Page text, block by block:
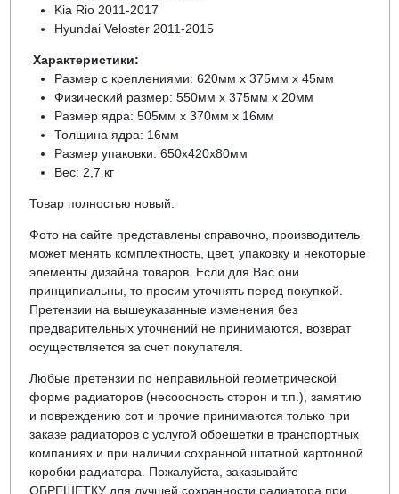
Kia Rio 2011-2017
Hyundai Veloster 2011-2015
Характеристики:
Размер с креплениями: 620мм х 375мм х 45мм
Физический размер: 550мм х 375мм х 20мм
Размер ядра: 505мм х 370мм х 16мм
Толщина ядра: 16мм
Размер упаковки: 650х420х80мм
Вес: 2,7 кг
Товар полностью новый.
Фото на сайте представлены справочно, производитель
может менять комплектность, цвет, упаковку и некоторые
элементы дизайна товаров. Если для Вас они
принципиальны, то просим уточнять перед покупкой.
Претензии на вышеуказанные изменения без
предварительных уточнений не принимаются, возврат
осуществляется за счет покупателя.
Любые претензии по неправильной геометрической
форме радиаторов (несоосность сторон и т.п.), замятию
и повреждению сот и прочие принимаются только при
заказе радиаторов с услугой обрешетки в транспортных
компаниях и при наличии сохранной штатной картонной
коробки радиатора. Пожалуйста, заказывайте
ОБРЕШЕТКУ для лучшей сохранности радиатора при